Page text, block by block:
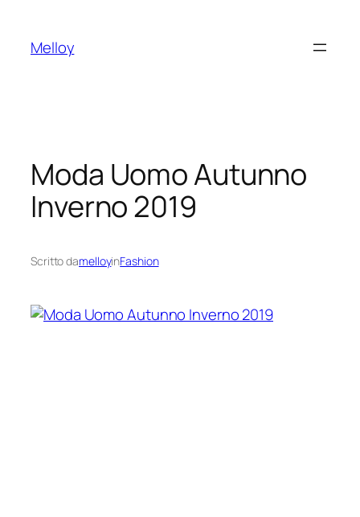
contenuto
Melloy
Moda Uomo Autunno
Inverno 2019
Scritto damelloyinFashion